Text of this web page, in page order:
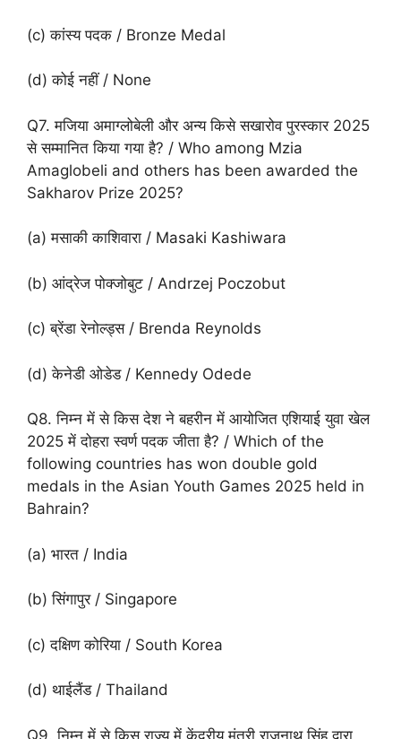
(c) कांस्य पदक / Bronze Medal
(d) कोई नहीं / None
Q7. मजिया अमाग्लोबेली और अन्य किसे सखारोव पुरस्कार 2025
से सम्मानित किया गया है? / Who among Mzia
Amaglobeli and others has been awarded the
Sakharov Prize 2025?
(a) मसाकी काशिवारा / Masaki Kashiwara
(b) आंद्रेज पोक्जोबुट / Andrzej Poczobut
(c) ब्रेंडा रेनोल्ड्स / Brenda Reynolds
(d) केनेडी ओडेड / Kennedy Odede
Q8. निम्न में से किस देश ने बहरीन में आयोजित एशियाई युवा खेल
2025 में दोहरा स्वर्ण पदक जीता है? / Which of the
following countries has won double gold
medals in the Asian Youth Games 2025 held in
Bahrain?
(a) भारत / India
(b) सिंगापुर / Singapore
(c) दक्षिण कोरिया / South Korea
(d) थाईलैंड / Thailand
Q9. निम्न में से किस राज्य में केंद्रीय मंत्री राजनाथ सिंह द्वारा